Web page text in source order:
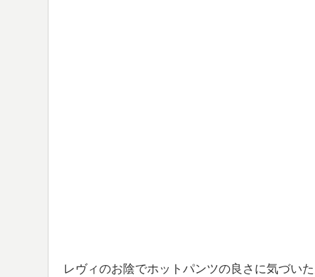
レヴィのお陰でホットパンツの良さに気づい